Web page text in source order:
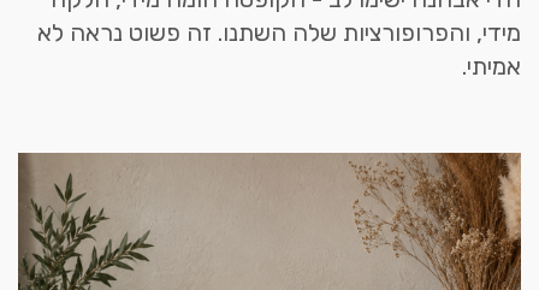
מידי, והפרופורציות שלה השתנו. זה פשוט נראה לא
אמיתי.